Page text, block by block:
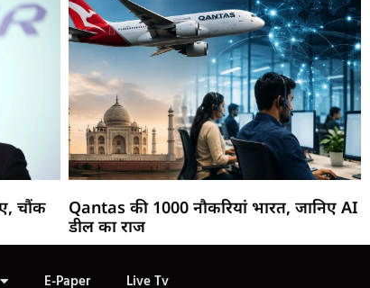
चौंक
Qantas की 1000 नौकरियां भारत, जानिए AI
डील का राज
E-Paper Live Tv